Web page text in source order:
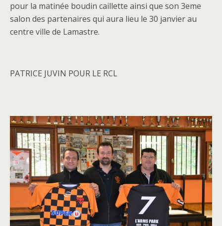
pour la matinée boudin caillette ainsi que son 3eme
salon des partenaires qui aura lieu le 30 janvier au
centre ville de Lamastre.
PATRICE JUVIN POUR LE RCL